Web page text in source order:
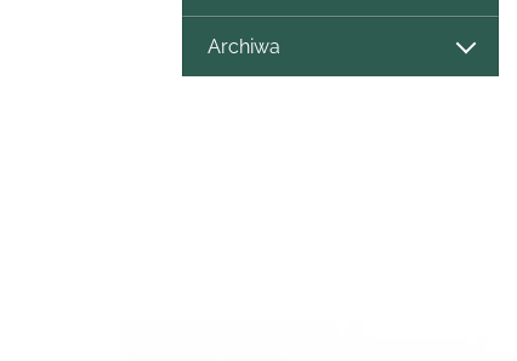
Archiwa